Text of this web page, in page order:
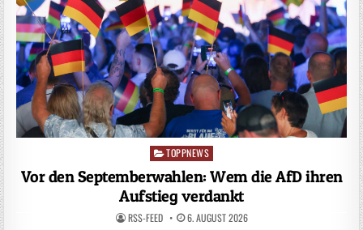
Posted
TOPPNEWS
Vor den Septemberwahlen: Wem die AfD ihren
Aufstieg verdankt
RSS-FEED 6. AUGUST 2026